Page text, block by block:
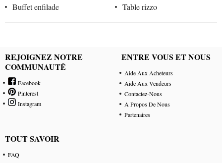
Buffet enfilade
Table rizzo
REJOIGNEZ NOTRE
COMMUNAUTÉ
Facebook
Pinterest
Instagram
ENTRE VOUS ET NOUS
Aide Aux Acheteurs
Aide Aux Vendeurs
Contactez-Nous
A Propos De Nous
Partenaires
TOUT SAVOIR
FAQ